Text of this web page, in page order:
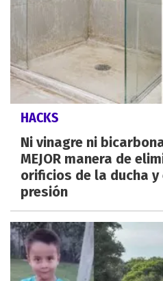
HACKS
Ni vinagre ni
MEJOR manera de
orificios de la ducha y
presión